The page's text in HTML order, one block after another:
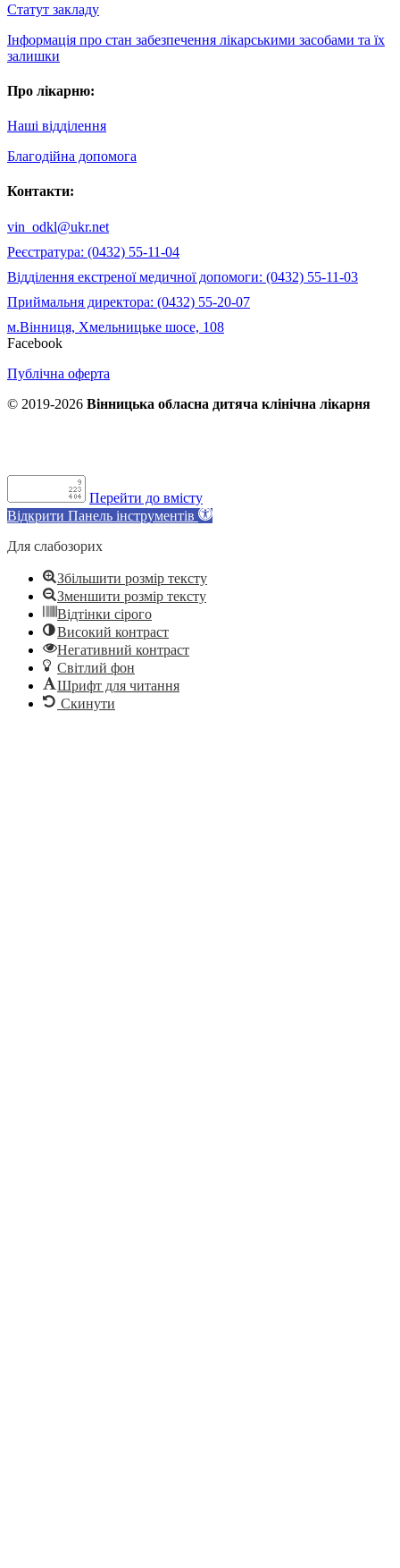
Статут закладу
Інформація про стан забезпечення лікарськими засобами та їх
залишки
Про лікарню:
Наші відділення
Благодійна допомога
Контакти:
vin_odkl@ukr.net
Реєстратура: (0432) 55-11-04
Відділення екстреної медичної допомоги: (0432) 55-11-03
Приймальня директора: (0432) 55-20-07
м.Вінниця, Хмельницьке шосе, 108
Facebook
Публічна оферта
© 2019-2026 Вінницька обласна дитяча клінічна лікарня
Перейти до вмісту
Відкрити Панель інструментів
Для слабозорих
Збільшити розмір тексту
Зменшити розмір тексту
Відтінки сірого
Високий контраст
Негативний контраст
Світлий фон
Шрифт для читання
Скинути